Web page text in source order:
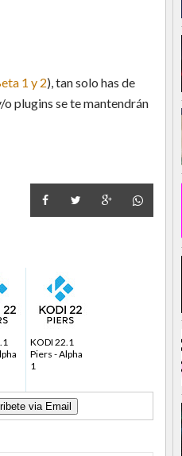
1 y 2), tan solo has de
plugins se te mantendrán
KODI 22.1
Piers - Alpha
1